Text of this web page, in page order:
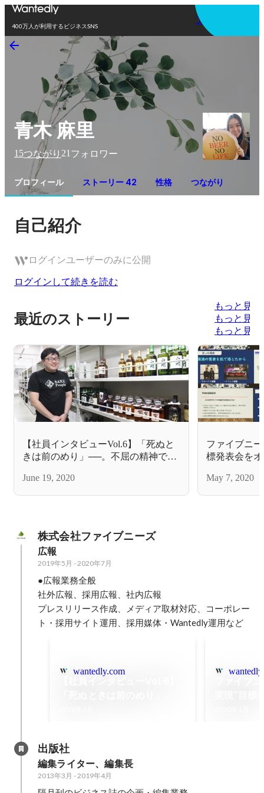
400万人が利用するビジネスSNS
アプリを使う
青木 麻里
15つながり 21 フォロワー
プロフィール ストーリー 42 性格 つながり
自己紹介
ログインユーザーのみに公開
ログインして続きを読む
最近のストーリー
もっと見る
もっと見る
もっと見る
【社員インタビューVol.6】「死ぬと
きは前のめり」──。不屈の精神で追
June 19, 2020
ファイブニ
標発表会を
May 7, 2020
株式会社ファイブニーズ
広報
2019年5月 - 2020年7月
●広報業務全般
社外広報、採用広報、社内広報
プレスリリース作成、メディア取材対応、コーポレー
ト・採用サイト運用、採用媒体・Wantedly運用など
wantedly.com
出版社
編集ライター、編集長
2013年3月 - 2019年4月